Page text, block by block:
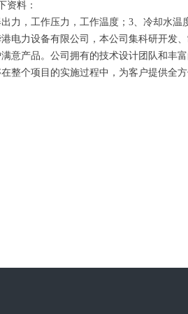
资料：
，工作压力，工作温度；3、冷却水温度
力设备有限公司，本公司集科研开发、
意产品。公司拥有的技术设计团队和丰
整个项目的实施过程中，为客户提供全方